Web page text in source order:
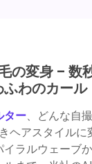
の変身 – 数
ふわのカール
ター 、どんな自
ヘアスタイルに
イラルウェーブ